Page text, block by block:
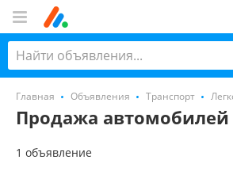
Главная Объявления Транспорт
Продажа автомобилей
1 объявление